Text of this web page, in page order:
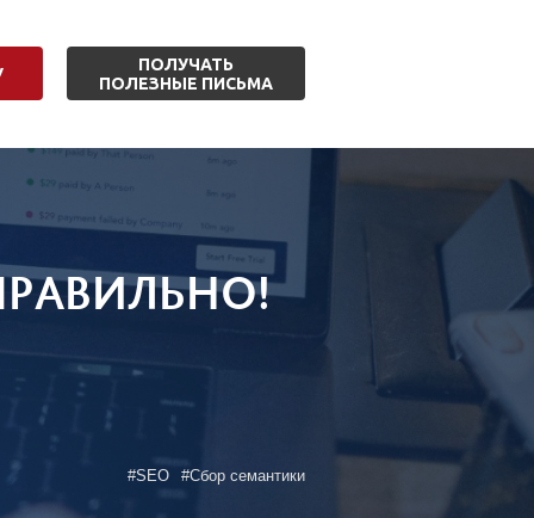
ПОЛУЧАТЬ
ПОЛЕЗНЫЕ ПИСЬМА
SEO Сбор семантики